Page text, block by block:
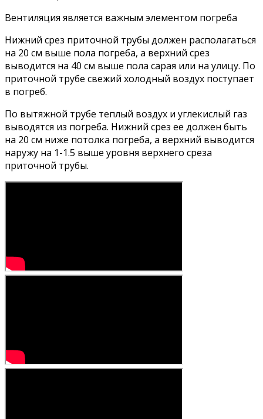
Вентиляция является важным элементом погреба
Нижний срез приточной трубы должен располагаться
на 20 см выше пола погреба, а верхний срез
выводится на 40 см выше пола сарая или на улицу. По
приточной трубе свежий холодный воздух поступает
в погреб.
По вытяжной трубе теплый воздух и углекислый газ
выводятся из погреба. Нижний срез ее должен быть
на 20 см ниже потолка погреба, а верхний выводится
наружу на 1-1.5 выше уровня верхнего среза
приточной трубы.